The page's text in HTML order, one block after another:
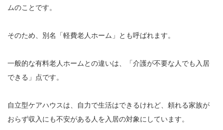
ムのことです。
そのため、別名「軽費老人ホーム」とも呼ばれます。
一般的な有料老人ホームとの違いは、「介護が不要な人でも入居
できる」点です。
自立型ケアハウスは、自力で生活はできるけれど、頼れる家族が
おらず収入にも不安がある人を入居の対象にしています。